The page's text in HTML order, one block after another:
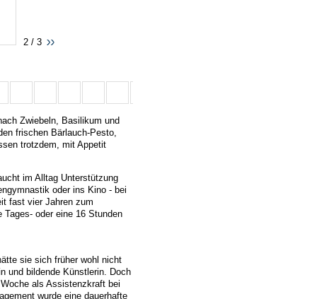
2 / 3
Zwiebeln, Basilikum und
frischen Bärlauch-Pesto,
trotzdem, mit Appetit
im Alltag Unterstützung
oder ins Kino - bei
fast vier Jahren zum
oder eine 16 Stunden
sie sich früher wohl nicht
und bildende Künstlerin. Doch
als Assistenzkraft bei
wurde eine dauerhafte